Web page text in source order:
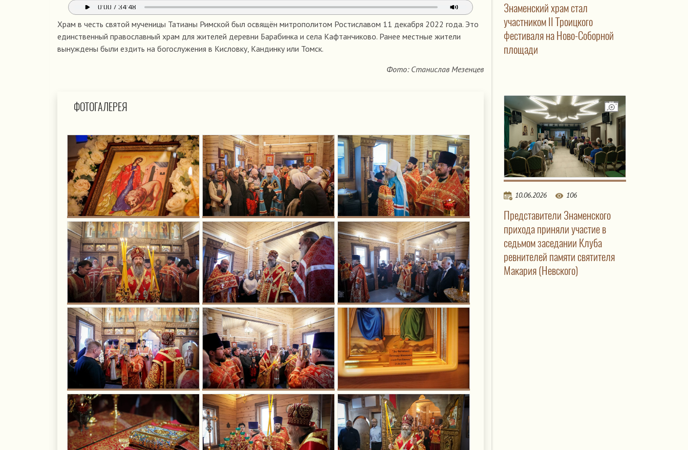
Храм в честь святой мученицы Татианы Римской был освящён митрополитом Ростиславом 11 декабря 2022 года. Это
единственный православный храм для жителей деревни Барабинка и села Кафтанчиково. Ранее местные жители
вынуждены были ездить на богослужения в Кисловку, Кандинку или Томск.
Фото: Станислав Мезенцев
ФОТОГАЛЕРЕЯ
Знаменский храм стал
участником II Троицкого
фестиваля на Ново-Соборной
площади
10.06.2026 106
Представители Знаменского
прихода приняли участие в
седьмом заседании Клуба
ревнителей памяти святителя
Макария (Невского)